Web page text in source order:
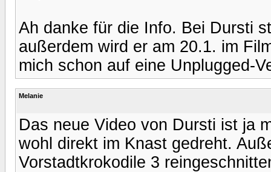
Ah danke für die Info. Bei Dursti
außerdem wird er am 20.1. im
mich schon auf eine Unplugged-
Melanie
Das neue Video von Dursti ist ja
wohl direkt im Knast gedreht.
Vorstadtkrokodile 3